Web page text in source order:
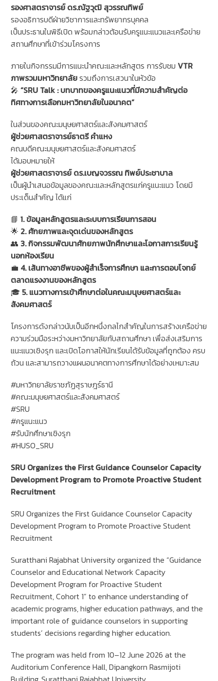
รองศาสตราจารย์ ดร.ณัฐวุฒิ สุวรรณทิพย์
รองอธิการบดีฝ่ายวิชาการและทรัพยากรบุคคล
เป็นประธานในพิธีเปิด พร้อมกล่าวต้อนรับครูแนะแนวและเครือข่าย
สถานศึกษาที่เข้าร่วมโครงการ
ภายในกิจกรรมมีการแนะนำคณะและหลักสูตร การรับชมVTR
ภาพรวมมหาวิทยาลัยรวมถึงการเสวนาในหัวข้อ
🎤“SRU Talk : บทบาทของครูแนะแนวที่มีความสำคัญต่อ
ทิศทางการเลือกมหาวิทยาลัยในอนาคต”
ในส่วนของคณะมนุษยศาสตร์และสังคมศาสตร์
ผู้ช่วยศาสตราจารย์ธาตรี คำแหง
คณบดีคณะมนุษยศาสตร์และสังคมศาสตร์
ได้มอบหมายให้
ผู้ช่วยศาสตราจารย์ ดร.เบญจวรรณ ทิพย์ประชาบาล
เป็นผู้นำเสนอข้อมูลของคณะและหลักสูตรแก่ครูแนะแนว โดยมี
ประเด็นสำคัญ ได้แก่
📘1. ข้อมูลหลักสูตรและระบบการเรียนการสอน
🌟 2. ศักยภาพและจุดเด่นของหลักสูตร
👥 3. กิจกรรมพัฒนาศักยภาพนักศึกษาและโอกาสการเรียนรู้
นอกห้องเรียน
💼 4. เส้นทางอาชีพของผู้สำเร็จการศึกษา และการตอบโจทย์
ตลาดแรงงานของหลักสูตร
🎓 5. แนวทางการเข้าศึกษาต่อในคณะมนุษยศาสตร์และ
สังคมศาสตร์
โครงการดังกล่าวนับเป็นอีกหนึ่งกลไกสำคัญในการสร้างเครือข่าย
ความร่วมมือระหว่างมหาวิทยาลัยกับสถานศึกษา เพื่อส่งเสริมการ
แนะแนวเชิงรุก และเปิดโอกาสให้นักเรียนได้รับข้อมูลที่ถูกต้อง ครบ
ถ้วน และสามารถวางแผนอนาคตทางการศึกษาได้อย่างเหมาะสม
#มหาวิทยาลัยราชภัฏสุราษฎร์ธานี
#คณะมนุษยศาสตร์และสังคมศาสตร์
#SRU
#ครูแนะแนว
#รับนักศึกษาเชิงรุก
#HUSO_SRU
SRU Organizes the First Guidance Counselor Capacity
Development Program to Promote Proactive Student
Recruitment
SRU Organizes the First Guidance Counselor Capacity
Development Program to Promote Proactive Student
Recruitment
Suratthani Rajabhat University organized the “Guidance
Counselor and Educational Network Capacity
Development Program for Proactive Student
Recruitment, Cohort 1” to enhance understanding of
academic programs, higher education pathways, and the
important role of guidance counselors in supporting
students’ decisions regarding higher education.
The program was held from 10–12 June 2026 at the
Auditorium Conference Hall, Dipangkorn Rasmijoti